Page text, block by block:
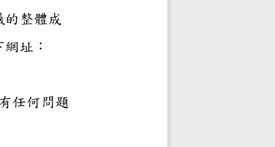
內容，並促進會議的整體
稿方式，或是以下網址：
會
有任何問題